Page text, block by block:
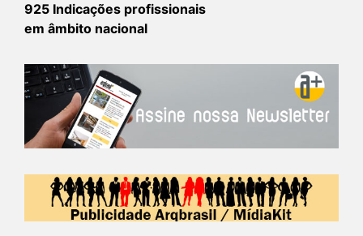
925 Indicações profissionais
em âmbito nacional